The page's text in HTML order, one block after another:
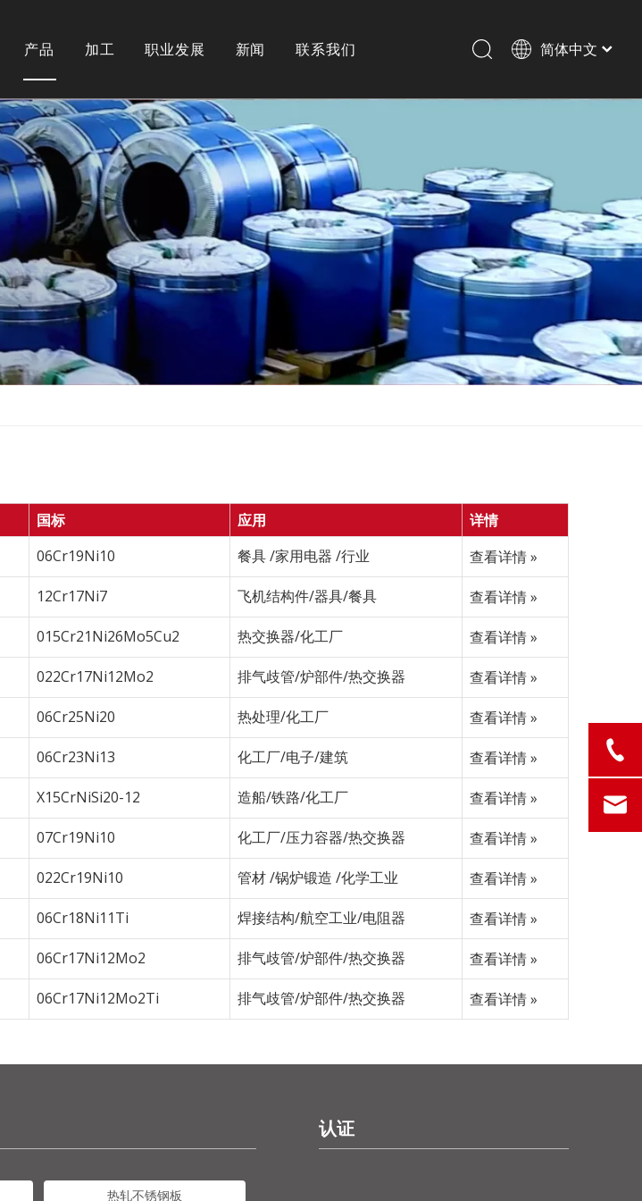
产品 加工
激光切割
职业发展 新闻 联系我们 简体中文
国标 应用
详情
06Cr19Ni10 餐具 /家用电器 /行业
查看详情 »
12Cr17Ni7 飞机结构件/器具/餐具
查看详情 »
015Cr21Ni26Mo5Cu2 热交换器/化工厂
查看详情 »
022Cr17Ni12Mo2 排气歧管/炉部件/热交换器
查看详情 »
06Cr25Ni20 热处理/化工厂
查看详情 »
06Cr23Ni13 化工厂/电子/建筑
查看详情 »
X15CrNiSi20-12 造船/铁路/化工厂
查看详情 »
07Cr19Ni10 化工厂/压力容器/热交换器
查看详情 »
022Cr19Ni10 管材 /锅炉锻造 /化学工业
查看详情 »
06Cr18Ni11Ti 焊接结构/航空工业/电阻器
查看详情 »
06Cr17Ni12Mo2 排气歧管/炉部件/热交换器
查看详情 »
06Cr17Ni12Mo2Ti 排气歧管/炉部件/热交换器 查看详情 »
热轧不锈钢板
认证